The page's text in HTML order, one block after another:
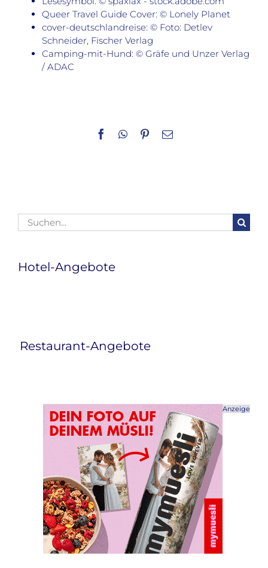
Queer Travel Guide Cover: © Lonely Planet
cover-deutschlandreise: © Foto: Detlev
Schneider, Fischer Verlag
Camping-mit-Hund: © Gräfe und Unzer Verlag
/ ADAC
Facebook
WhatsApp
Pinterest
E-
Suche
nach:
Hotel-Angebote
Restaurant-Angebote
Anzeige